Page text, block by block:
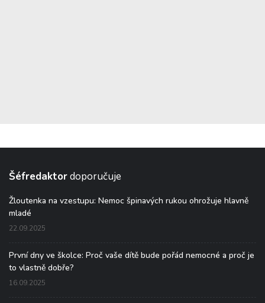
Šéfredaktordoporučuje
Žloutenka na vzestupu: Nemoc špinavých rukou ohrožuje hlavně
mladé
22.09.2025
První dny ve školce: Proč vaše dítě bude pořád nemocné a proč je
to vlastně dobře?
16.09.2025